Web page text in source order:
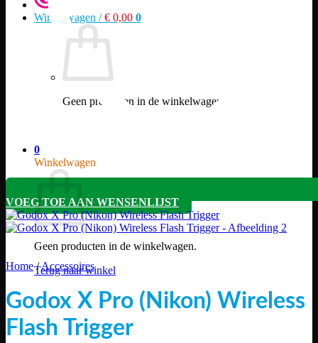
Winkelwagen /€ 0,00 0
Geen producten in de winkelwagen.
0
Winkelwagen
Geen producten in de winkelwagen.
Terug naar winkel
VOEG TOE AAN WENSENLIJST
Home /Accessoires
Godox X Pro (Nikon) Wireless
Flash Trigger